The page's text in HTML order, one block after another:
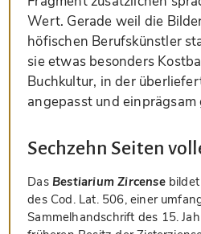
Wert. Gerade weil die
höfischen Berufskünstler
sie etwas besonders
Buchkultur, in der
angepasst und
Sechzehn Seiten
Das Bestiarium Zircensebildet
des Cod. Lat. 506, einer
Sammelhandschrift des 15.